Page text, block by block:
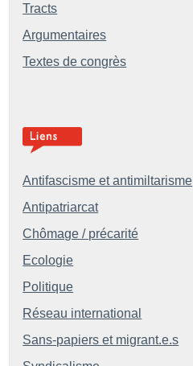
Tracts
Argumentaires
Textes de congrès
Antifascisme et antimiltarisme
Antipatriarcat
Chômage / précarité
Ecologie
Politique
Réseau international
Sans-papiers et migrant.e.s